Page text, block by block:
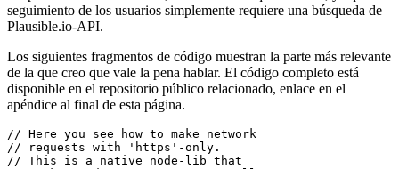
Y eso es todo lo que se requiere para que se ejecute el complemento.
Ahora tiene un lienzo donde puede codificar en Javascript puro,
tenemos acceso a todos los paquetes principales de Node, como
"https". Para mi caso de uso, esto es todo lo que necesito, ya que el
seguimiento de los usuarios simplemente requiere una búsqueda de
Plausible.io-API.
Los siguientes fragmentos de código muestran la parte más relevante
de la que creo que vale la pena hablar. El código completo está